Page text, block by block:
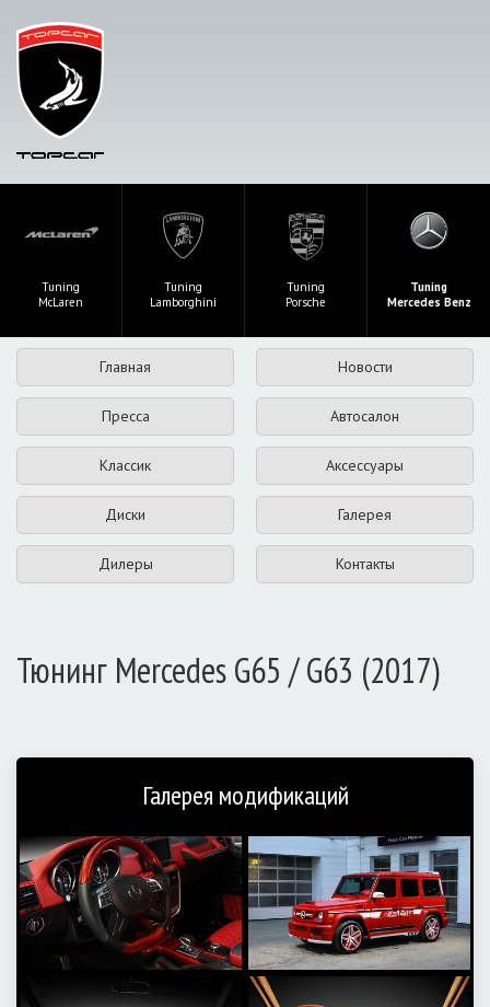
Tuning
McLaren
Tuning
Lamborghini
Tuning
Porsche
Tuning
Mercedes Benz
Главная Новости
Пресса Автосалон
Классик Аксессуары
Диски Галерея
Дилеры Контакты
Тюнинг Mercedes G65 / G63 (2017)
Галерея модификаций